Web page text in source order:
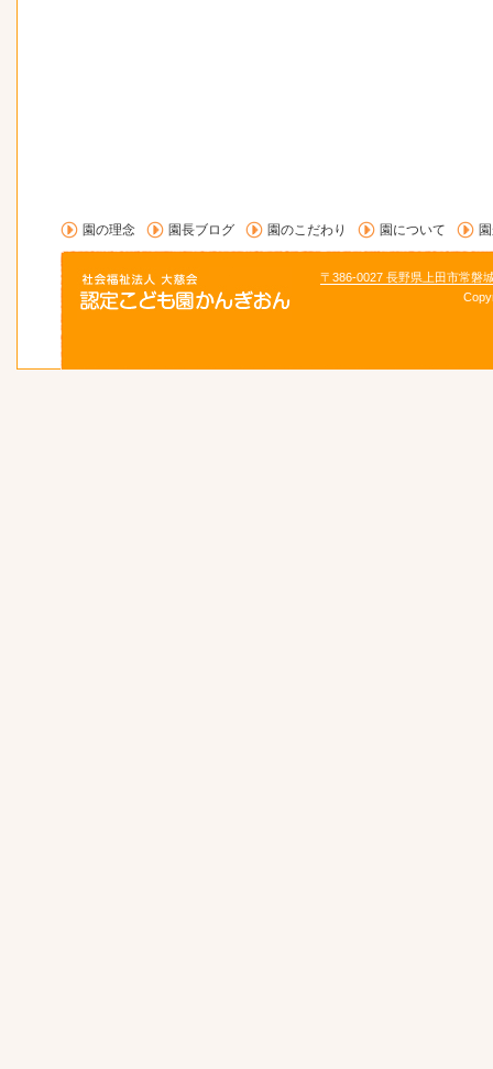
園の理念 園長ブログ 園のこだわり 園について
〒386-0027 長野県上田市常磐